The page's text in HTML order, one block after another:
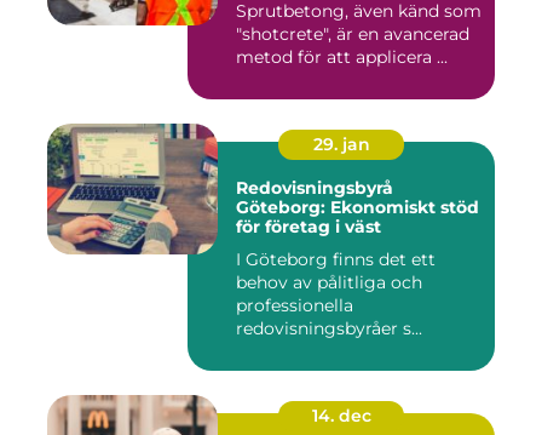
Sprutbetong, även känd som
"shotcrete", är en avancerad
metod för att applicera ...
29. jan
Redovisningsbyrå
Göteborg: Ekonomiskt stöd
för företag i väst
I Göteborg finns det ett
behov av pålitliga och
professionella
redovisningsbyråer s...
14. dec